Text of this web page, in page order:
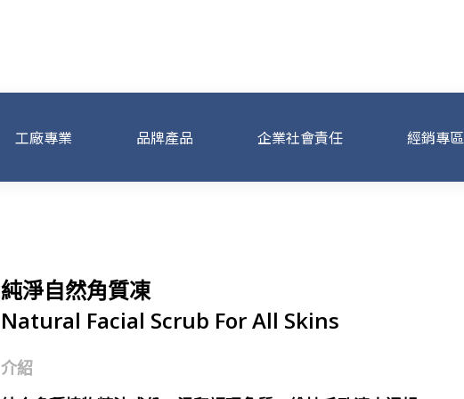
工廠專業 品牌產品 企業社會責任 經銷專區
純淨自然角質凍
Natural Facial Scrub For All Skins
介紹